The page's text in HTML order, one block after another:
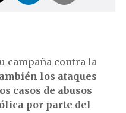
campaña contra la
los ataques
casos de abusos
por parte del